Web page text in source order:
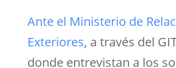
Ante el Ministerio de
Exteriores, a través del
donde entrevistan a los